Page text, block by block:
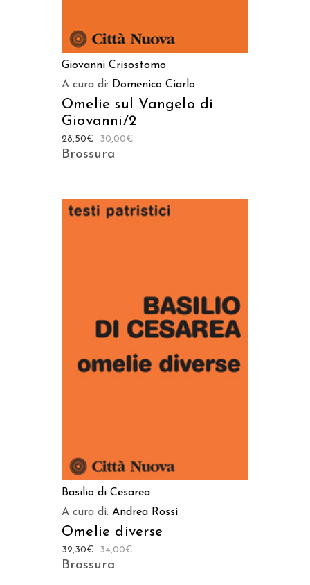
Giovanni Crisostomo
A cura di: Domenico Ciarlo
Omelie sul Vangelo di
Giovanni/2
30,00€
28,50€
Brossura
AGGIUNGI AL CARRELLO
Basilio di Cesarea
A cura di: Andrea Rossi
Omelie diverse
34,00€
32,30€
Brossura